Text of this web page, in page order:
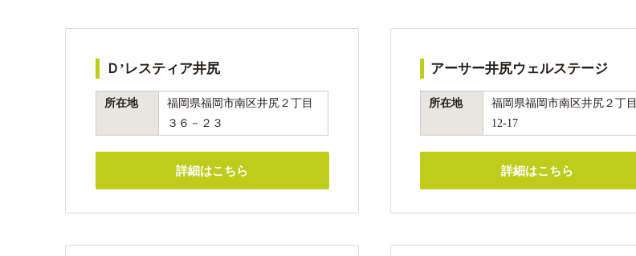
Ｄ’レスティア井尻
所在地
福岡県福岡市南区井尻２丁目
３６－２３
詳細はこちら
アーサー井尻ウェルステージ
所在地
福岡県福岡市南区井尻２丁目
12-17
詳細はこちら